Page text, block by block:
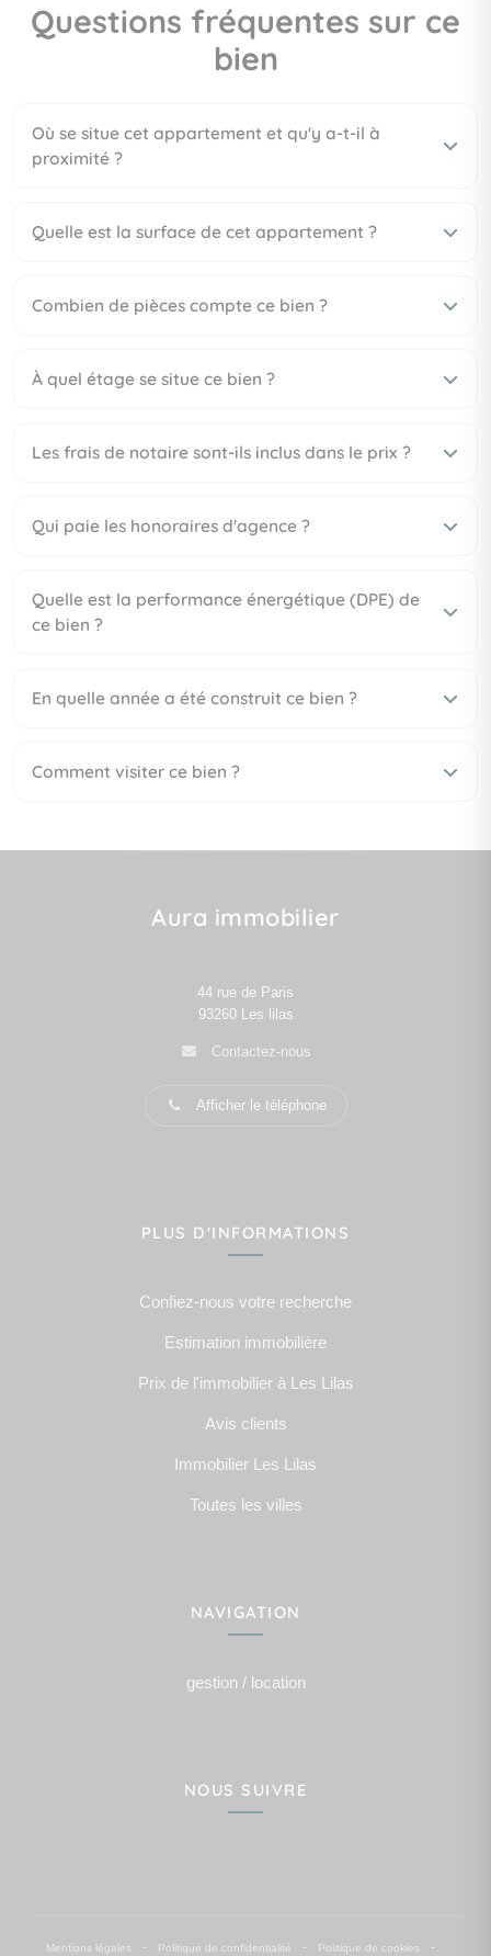
Questions fréquentes sur ce
bien
Où se situe cet appartement et qu'y a-t-il à
proximité ?
Quelle est la surface de cet appartement ?
Combien de pièces compte ce bien ?
À quel étage se situe ce bien ?
Les frais de notaire sont-ils inclus dans le prix ?
Qui paie les honoraires d'agence ?
Quelle est la performance énergétique (DPE) de
ce bien ?
En quelle année a été construit ce bien ?
Comment visiter ce bien ?
Aura immobilier
44 rue de Paris
93260
Les lilas
Contactez-nous
Afficher le téléphone
PLUS D'INFORMATIONS
Confiez-nous votre recherche
Estimation immobilière
Prix de l'immobilier à Les Lilas
Avis clients
Immobilier Les Lilas
Toutes les villes
NAVIGATION
gestion / location
NOUS SUIVRE
Mentions légales - Politique de confidentialité - Politique de cookies -